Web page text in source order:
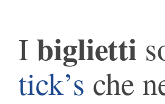
I biglietti
tick’s che